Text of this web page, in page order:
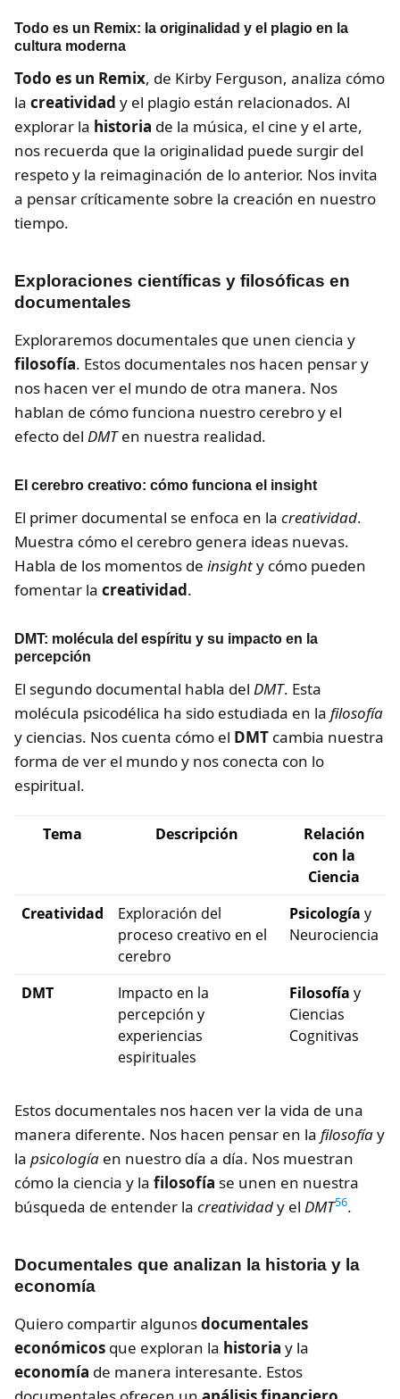
Todo es un Remix: la originalidad y el plagio en la
cultura moderna
Todo es un Remix, de Kirby Ferguson, analiza cómo
la creatividad y el plagio están relacionados. Al
explorar la historia de la música, el cine y el arte,
nos recuerda que la originalidad puede surgir del
respeto y la reimaginación de lo anterior. Nos invita
a pensar críticamente sobre la creación en nuestro
tiempo.
Exploraciones científicas y filosóficas en
documentales
Exploraremos documentales que unen ciencia y
filosofía. Estos documentales nos hacen pensar y
nos hacen ver el mundo de otra manera. Nos
hablan de cómo funciona nuestro cerebro y el
efecto del DMTen nuestra realidad.
El cerebro creativo: cómo funciona el insight
El primer documental se enfoca en la creatividad.
Muestra cómo el cerebro genera ideas nuevas.
Habla de los momentos de insighty cómo pueden
fomentar la creatividad.
DMT: molécula del espíritu y su impacto en la
percepción
El segundo documental habla del DMT. Esta
molécula psicodélica ha sido estudiada en la filosofía
y ciencias. Nos cuenta cómo el DMT cambia nuestra
forma de ver el mundo y nos conecta con lo
espiritual.
Tema Descripción
Relación
con la
Ciencia
Creatividad
Exploración del
proceso creativo en el
cerebro
Psicología y
Neurociencia
DMT
Impacto en la
percepción y
experiencias
espirituales
Filosofía y
Ciencias
Cognitivas
Estos documentales nos hacen ver la vida de una
manera diferente. Nos hacen pensar en la filosofíay
la psicología en nuestro día a día. Nos muestran
cómo la ciencia y la filosofía se unen en nuestra
búsqueda de entender la creatividady el DMT56.
Documentales que analizan la historia y la
economía
Quiero compartir algunosdocumentales
económicos que exploran la historia y la
economía de manera interesante. Estos